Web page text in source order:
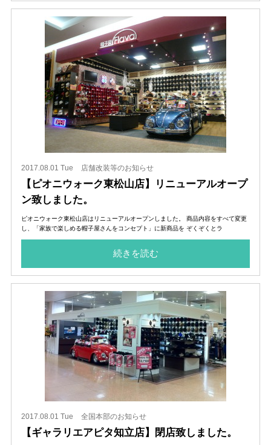
2017.08.01 Tue 店舗改装等のお知らせ
【ピオニウォーク東松山店】リニューアルオープ
ン致しました。
ピオニウォーク東松山店はリニューアルオープンしました。 商品内容をすべて変更
し、「家族で楽しめる帽子屋さんをコンセプト」に新商品を ぞくぞくとラ
続きを読む
2017.08.01 Tue 全国本部のお知らせ
【ギャラリエアピタ知立店】閉店致しました。